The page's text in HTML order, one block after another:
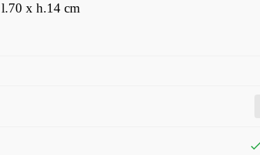
x h.14 cm